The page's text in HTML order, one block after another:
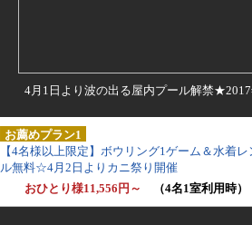
4月1日より波の出る屋内プール解禁
お薦めプラン1
【4名様以上限定】ボウリング1ゲーム＆水着レ
ル無料☆4月2日よりカニ祭り開催
おひとり様11,556円～
（4名1室利用時）